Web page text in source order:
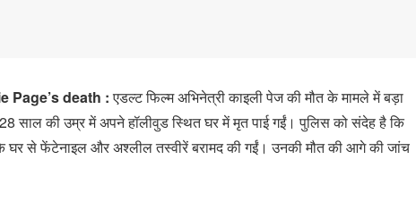
Page’s death :एडल्ट फिल्म अभिनेत्री काइली पेज की मौत के मामले में बड़ा
साल की उम्र में अपने हॉलीवुड स्थित घर में मृत पाई गईं। पुलिस को संदेह है कि
घर से फेंटेनाइल और अश्लील तस्वीरें बरामद की गईं। उनकी मौत की आगे की जांच